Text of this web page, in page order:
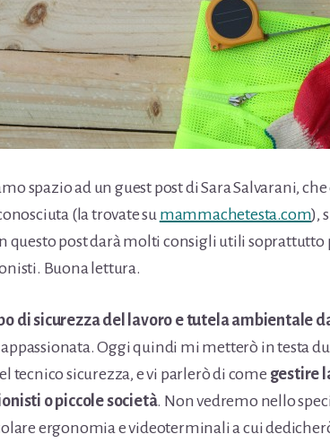
spazio ad un guest post di Sara Salvarani,
(la trovate su mammachetesta.com),
questo post darà molti consigli utili soprattutto
Buona lettura.
di sicurezza del lavoro e tutela ambientale
Oggi quindi mi metterò in testa
tecnico sicurezza, e vi parlerò di come gestire
o piccole società. Non vedremo nello
ergonomia e videoterminali a cui